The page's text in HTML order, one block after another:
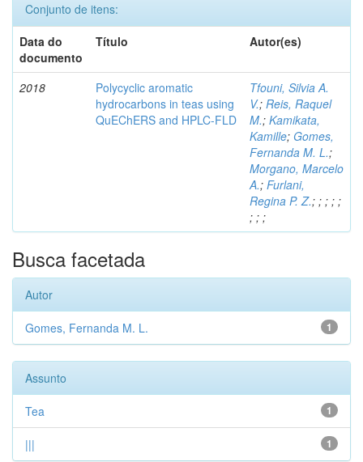
Conjunto de itens:
Data do
documento
Título Autor(es)
2018
Polycyclic aromatic
hydrocarbons in teas using
QuEChERS and HPLC-FLD
Tfouni, Silvia A.
V.; Reis, Raquel
M.; Kamikata,
Kamille; Gomes,
Fernanda M. L.;
Morgano, Marcelo
A.; Furlani,
Regina P. Z.; ; ; ; ;
; ; ;
Busca facetada
Autor
1
Gomes, Fernanda M. L.
Assunto
1
Tea
1
|||